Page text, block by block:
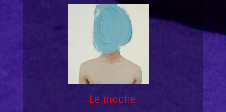
Le moche